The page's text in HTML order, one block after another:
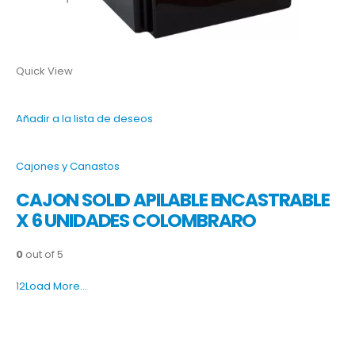
Quick View
Añadir a la lista de deseos
Cajones y Canastos
CAJON SOLID APILABLE ENCASTRABLE
X 6 UNIDADES COLOMBRARO
0 out of 5
12Load More…